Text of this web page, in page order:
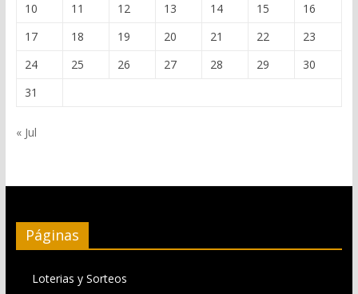
10
11 12 13 14 15
16
17
18 19 20 21 22
23
24
25 26 27 28 29
30
31
« Jul
Páginas
Loterias y Sorteos